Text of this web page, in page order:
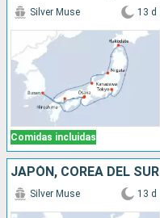
Comidas incluidas
Silver Muse 13 d
JAPÓN, COREA DEL SUR
Silver Muse 13 d